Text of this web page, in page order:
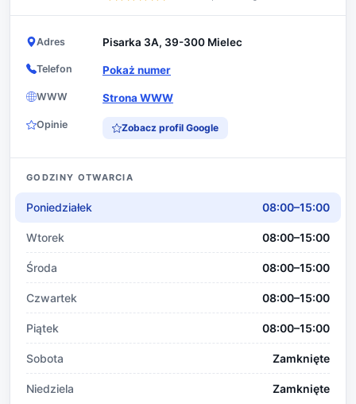
Adres Pisarka 3A, 39-300 Mielec
Telefon Pokaż numer
WWW Strona WWW
Opinie Zobacz profil Google
GODZINY OTWARCIA
Poniedziałek 08:00–15:00
Wtorek 08:00–15:00
Środa 08:00–15:00
Czwartek 08:00–15:00
Piątek 08:00–15:00
Sobota Zamknięte
Niedziela Zamknięte